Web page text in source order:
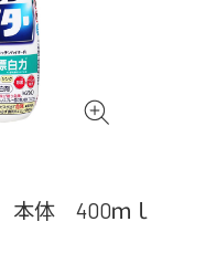
本体 400ｍｌ